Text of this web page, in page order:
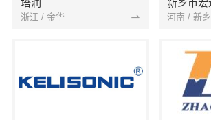
塔润
浙江 / 金华 河南 / 新乡